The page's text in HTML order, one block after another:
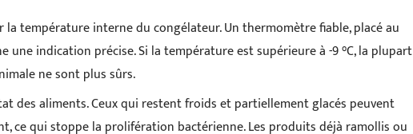
la température interne du congélateur. Un thermomètre fiable, placé au
une indication précise. Si la température est supérieure à -9 °C, la plupart
ne sont plus sûrs.
des aliments. Ceux qui restent froids et partiellement glacés peuvent
ce qui stoppe la prolifération bactérienne. Les produits déjà ramollis ou